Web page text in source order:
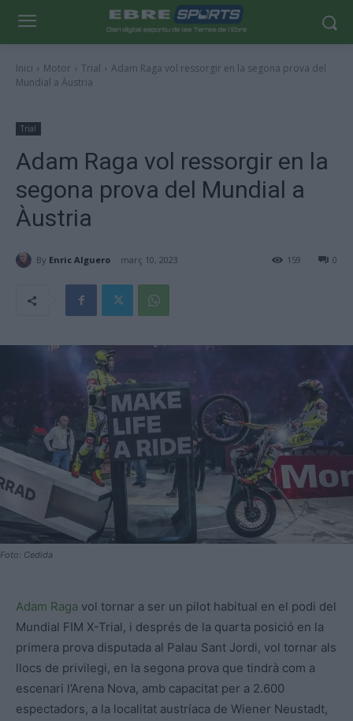
Inici Motor Trial
Adam Raga vol ressorgir en la segona prova del
Mundial a Àustria
Trial
Adam Raga vol ressorgir en la
segona prova del Mundial a
Àustria
By Enric Alguero març 10, 2023 0
159
Foto: Cedida
Adam Raga vol tornar a ser un pilot habitual en el podi del
Mundial FIM X-Trial, i després de la quarta posició en la
primera prova disputada al Palau Sant Jordi, vol tornar als
llocs de privilegi, en la segona prova que tindrà com a
escenari l’Arena Nova, amb capacitat per a 2.600
espectadors, a la localitat austríaca de Wiener Neustadt,